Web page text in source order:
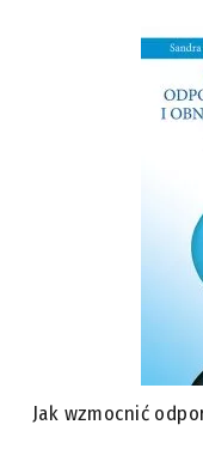
Jak wzmocnić